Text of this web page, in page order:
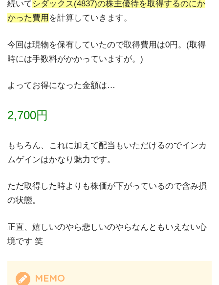
続いて シダックス(4837)の株主優待を取得するのにか
かった費用 を計算していきます。
今回は現物を保有していたので取得費用は0円。(取得
時には手数料がかかっていますが。)
よってお得になった金額は…
2,700円
もちろん、これに加えて配当もいただけるのでインカ
ムゲインはかなり魅力です。
ただ取得した時よりも株価が下がっているので含み損
の状態。
正直、嬉しいのやら悲しいのやらなんともいえない心
境です 笑
MEMO